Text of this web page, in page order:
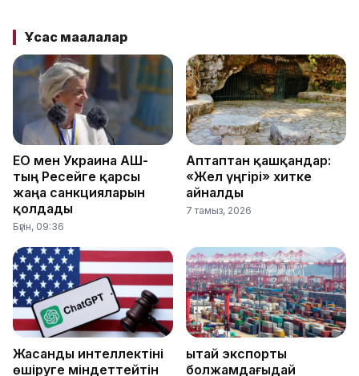
Ұқсас мақалалар
ЕО мен Украина АҚШ-
тың Ресейге қарсы
жаңа санкцияларын
қолдады
Бүгін, 09:36
Аптаптан қашқандар:
«Жел үңгірі» хитке
айналды
7 тамыз, 2026
Жасанды интеллектіні
өшіруге міндеттейтін
Қытай экспорты
болжамдағыдай